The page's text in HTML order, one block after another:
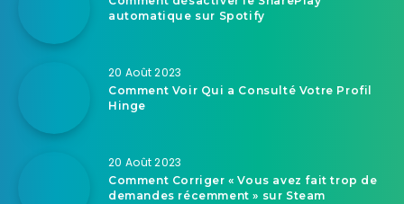
automatique sur Spotify
20 Août 2023
Comment Voir Qui a Consulté Votre Profil
Hinge
20 Août 2023
Comment Corriger « Vous avez fait trop de
demandes récemment » sur Steam